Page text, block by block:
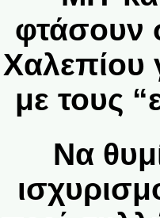
φτάσουν
Χαλεπίου
με τους
Να